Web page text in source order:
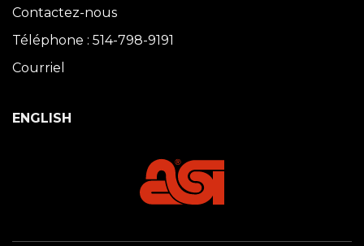
Contactez-nous
Téléphone : 514-798-9191
Courriel
ENGLISH